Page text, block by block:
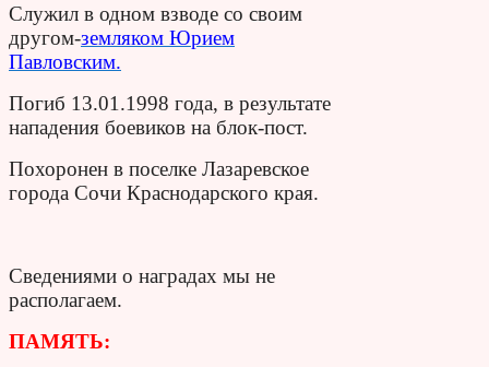
Служил в одном взводе со своим
другом-земляком Юрием
Павловским.
Погиб 13.01.1998 года, в результате
нападения боевиков на блок-пост.
Похоронен в поселке Лазаревское
города Сочи Краснодарского края.
Сведениями о наградах мы не
располагаем.
ПАМЯТЬ: